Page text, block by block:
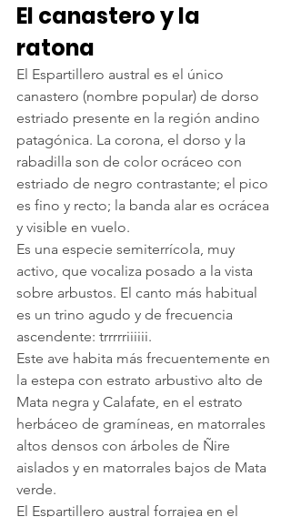
El canastero y la
ratona
El Espartillero austral es el único
canastero (nombre popular) de dorso
estriado presente en la región andino
patagónica. La corona, el dorso y la
rabadilla son de color ocráceo con
estriado de negro contrastante; el pico
es fino y recto; la banda alar es ocrácea
y visible en vuelo.
Es una especie semiterrícola, muy
activo, que vocaliza posado a la vista
sobre arbustos. El canto más habitual
es un trino agudo y de frecuencia
ascendente: trrrrriiiiii.
Este ave habita más frecuentemente en
la estepa con estrato arbustivo alto de
Mata negra y Calafate, en el estrato
herbáceo de gramíneas, en matorrales
altos densos con árboles de Ñire
aislados y en matorrales bajos de Mata
verde.
El Espartillero austral forrajea en el